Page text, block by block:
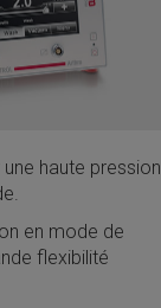
haute pression
en mode de
flexibilité